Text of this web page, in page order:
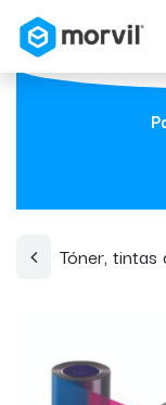
Tóner, tintas